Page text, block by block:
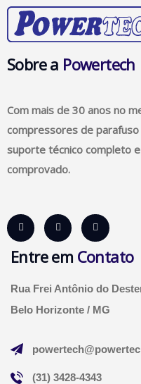
Sobre a Powertech
Com mais de 30 anos no
compressores de
suporte técnico completo
comprovado.
Entre em Contato
Rua Frei Antônio do
Belo Horizonte / MG
(31) 3428-4343